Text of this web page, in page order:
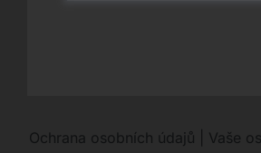
Ochrana osobních údajů | Vaše